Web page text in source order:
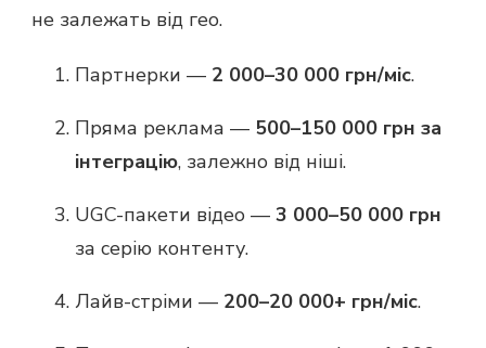
не залежать від гео.
Партнерки — 2 000–30 000 грн/міс.
Пряма реклама — 500–150 000 грн за
інтеграцію, залежно від ніші.
UGC-пакети відео — 3 000–50 000 грн
за серію контенту.
Лайв-стріми — 200–20 000+ грн/міс.